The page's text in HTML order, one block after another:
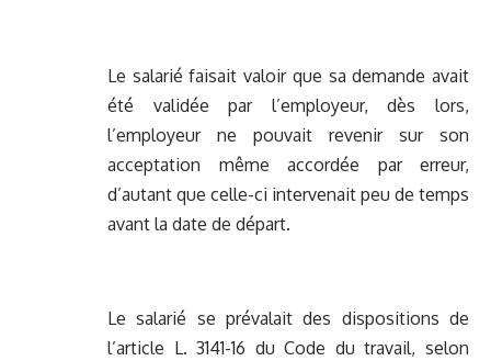
Le salarié faisait valoir que sa demande avait
été validée par l’employeur, dès lors,
l’employeur ne pouvait revenir sur son
acceptation même accordée par erreur,
d’autant que celle-ci intervenait peu de temps
avant la date de départ.
Le salarié se prévalait des dispositions de
l’article L. 3141-16 du Code du travail, selon